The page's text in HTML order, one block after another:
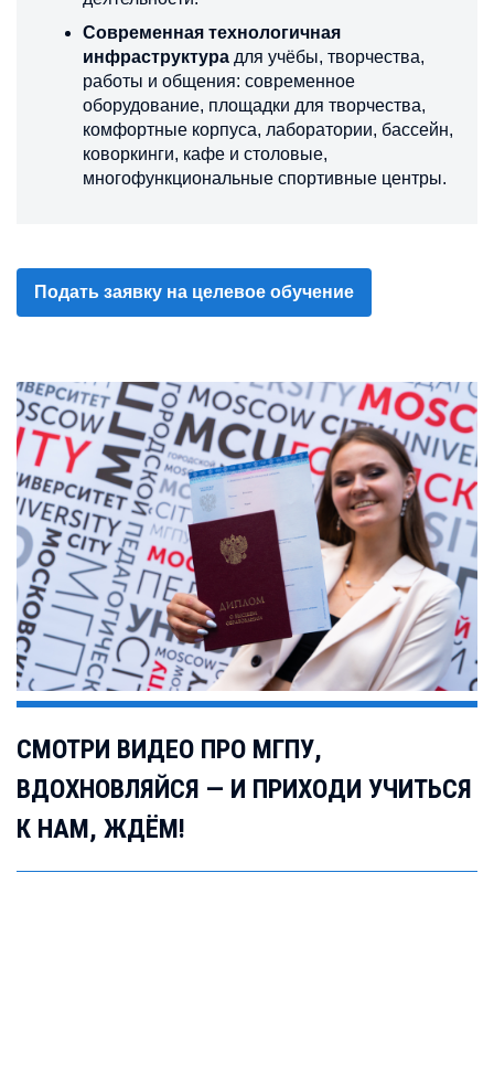
Современная технологичная
инфраструктура для учёбы, творчества,
работы и общения: современное
оборудование, площадки для творчества,
комфортные корпуса, лаборатории, бассейн,
коворкинги, кафе и столовые,
многофункциональные спортивные центры.
Подать заявку на целевое обучение
СМОТРИ ВИДЕО ПРО МГПУ,
ВДОХНОВЛЯЙСЯ — И ПРИХОДИ УЧИТЬСЯ
К НАМ, ЖДЁМ!